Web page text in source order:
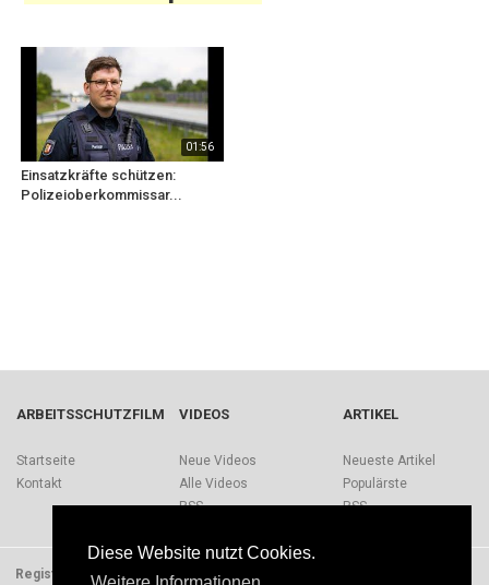
Diese Website nutzt Cookies.
01:56
Einsatzkräfte schützen:
Polizeioberkommissar...
ARBEITSSCHUTZFILM
Startseite
Kontakt
VIDEOS
Neue Videos
Alle Videos
RSS
ARTIKEL
Neueste Artikel
Populärste
RSS
Registrieren Impressum Quellen